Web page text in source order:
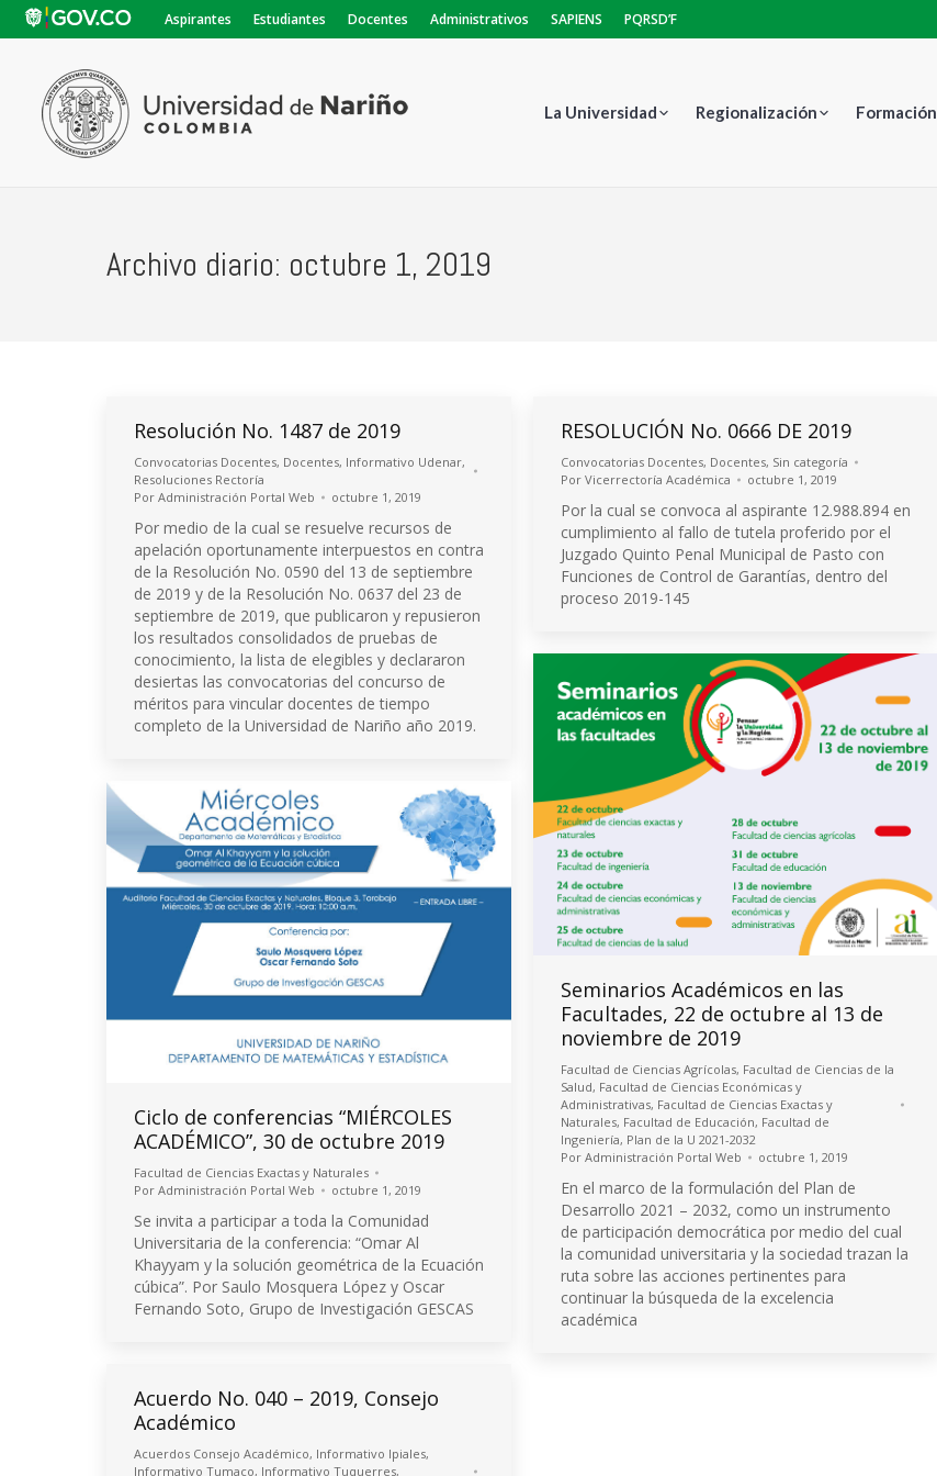
Aspirantes Estudiantes Docentes Administrativos SAPIENS PQRSD’F
La Universidad Regionalización Formación
Archivo diario: octubre 1, 2019
Resolución No. 1487 de 2019
Convocatorias Docentes, Docentes, Informativo Udenar,
Resoluciones Rectoría
Por Administración Portal Web octubre 1, 2019
Por medio de la cual se resuelve recursos de
apelación oportunamente interpuestos en contra
de la Resolución No. 0590 del 13 de septiembre
de 2019 y de la Resolución No. 0637 del 23 de
septiembre de 2019, que publicaron y repusieron
los resultados consolidados de pruebas de
conocimiento, la lista de elegibles y declararon
desiertas las convocatorias del concurso de
méritos para vincular docentes de tiempo
completo de la Universidad de Nariño año 2019.
RESOLUCIÓN No. 0666 DE 2019
Convocatorias Docentes, Docentes, Sin categoría
Por Vicerrectoría Académica octubre 1, 2019
Por la cual se convoca al aspirante 12.988.894 en
cumplimiento al fallo de tutela proferido por el
Juzgado Quinto Penal Municipal de Pasto con
Funciones de Control de Garantías, dentro del
proceso 2019-145
Seminarios Académicos en las
Facultades, 22 de octubre al 13 de
noviembre de 2019
Facultad de Ciencias Agrícolas, Facultad de Ciencias de la
Salud, Facultad de Ciencias Económicas y
Administrativas, Facultad de Ciencias Exactas y
Naturales, Facultad de Educación, Facultad de
Ingeniería, Plan de la U 2021-2032
Por Administración Portal Web octubre 1, 2019
En el marco de la formulación del Plan de
Desarrollo 2021 – 2032, como un instrumento
de participación democrática por medio del cual
la comunidad universitaria y la sociedad trazan la
ruta sobre las acciones pertinentes para
continuar la búsqueda de la excelencia
académica
Ciclo de conferencias “MIÉRCOLES
ACADÉMICO”, 30 de octubre 2019
Facultad de Ciencias Exactas y Naturales
Por Administración Portal Web octubre 1, 2019
Se invita a participar a toda la Comunidad
Universitaria de la conferencia: “Omar Al
Khayyam y la solución geométrica de la Ecuación
cúbica”. Por Saulo Mosquera López y Oscar
Fernando Soto, Grupo de Investigación GESCAS
Acuerdo No. 040 – 2019, Consejo
Académico
Acuerdos Consejo Académico, Informativo Ipiales,
Informativo Tumaco, Informativo Tuquerres,